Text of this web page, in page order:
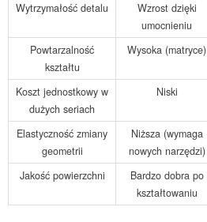
Wytrzymałość detalu
Wzrost dzięki
umocnieniu
Powtarzalność
kształtu
Wysoka (matryce)
Koszt jednostkowy w
dużych seriach
Niski
Elastyczność zmiany
geometrii
Niższa (wymaga
nowych narzędzi)
Jakość powierzchni
Bardzo dobra po
kształtowaniu